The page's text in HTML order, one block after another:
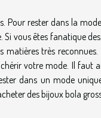
Pour rester dans la
vous êtes fanatique
très reconnues.
votre mode. Il faut
dans un mode
des bijoux bola